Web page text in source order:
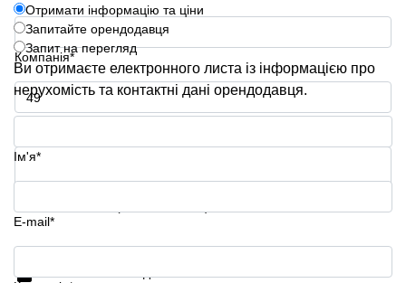
Компанія*
Номер телефону*
Отримати інформацію та ціни
Запитайте орендодавця
Запит на перегляд
Ви отримаєте електронного листа із інформацією про
нерухомість та контактні дані орендодавця.
Ім'я*
E-mail*
Отримати інформацію та ціни